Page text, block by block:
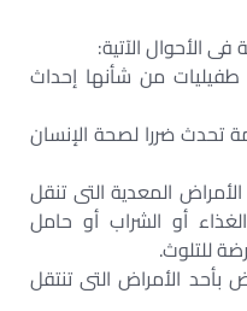
فى الأحوال الآتية:
طفيليات من شأنها إحداث
تحدث ضررا لصحة الإنسان
المعدية التى تنقل
أو الشراب أو حامل
للتلوث.
بأحد الأمراض التى تنتقل